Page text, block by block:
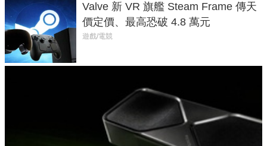
Valve 新 VR 旗艦 Steam Frame 傳天
價定價、最高恐破 4.8 萬元
遊戲/電競